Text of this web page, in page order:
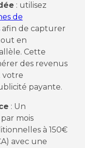
: utilisez
de
afin de capturer
en
Cette
des revenus
votre
payante.
: Un
mois
à 150€
avec une